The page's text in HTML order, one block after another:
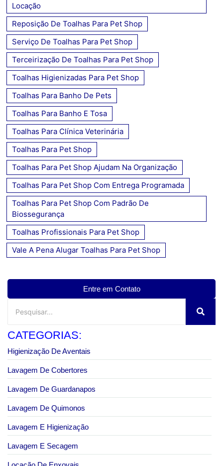
Locação
Reposição De Toalhas Para Pet Shop
Serviço De Toalhas Para Pet Shop
Terceirização De Toalhas Para Pet Shop
Toalhas Higienizadas Para Pet Shop
Toalhas Para Banho De Pets
Toalhas Para Banho E Tosa
Toalhas Para Clínica Veterinária
Toalhas Para Pet Shop
Toalhas Para Pet Shop Ajudam Na Organização
Toalhas Para Pet Shop Com Entrega Programada
Toalhas Para Pet Shop Com Padrão De
Biossegurança
Toalhas Profissionais Para Pet Shop
Vale A Pena Alugar Toalhas Para Pet Shop
Entre em Contato
CATEGORIAS:
Higienização De Aventais
Lavagem De Cobertores
Lavagem De Guardanapos
Lavagem De Quimonos
Lavagem E Higienização
Lavagem E Secagem